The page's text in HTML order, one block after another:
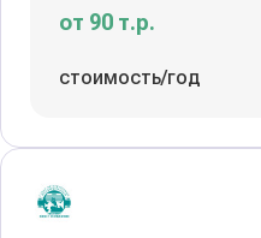
от 90 т.р.
стоимость/год